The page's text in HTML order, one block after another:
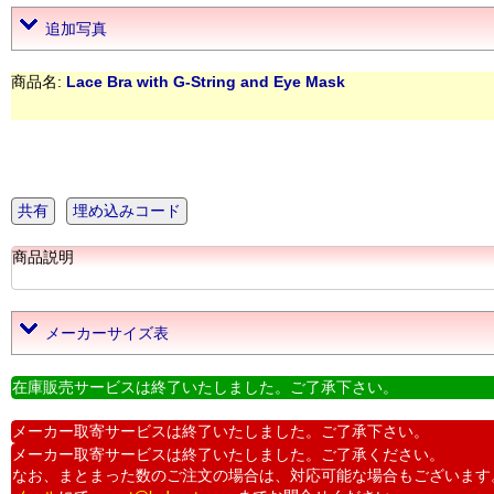
追加写真
商品名: Lace Bra with G-String and Eye Mask
共有 埋め込みコード
商品説明
メーカーサイズ表
在庫販売サービスは終了いたしました。ご了承下さい。
メーカー取寄サービスは終了いたしました。ご了承下さい。
メーカー取寄サービスは終了いたしました。ご了承ください。
なお、まとまった数のご注文の場合は、対応可能な場合もございます